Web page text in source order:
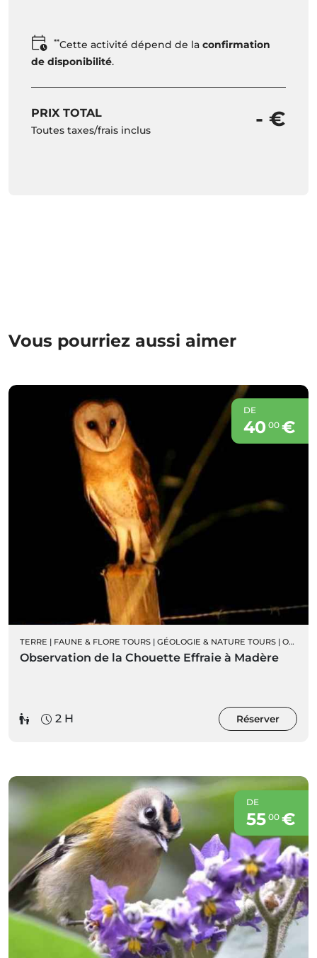
**Cette activité dépend de la confirmation
de disponibilité.
PRIX TOTAL
Toutes taxes/frais inclus - €
Vous pourriez aussi aimer
DE
40 00€
TERRE | FAUNE & FLORE TOURS | GÉOLOGIE & NATURE TOURS | ORNITHOLOGIE
Observation de la Chouette Effraie à Madère
2 H Réserver
DE
55 00€